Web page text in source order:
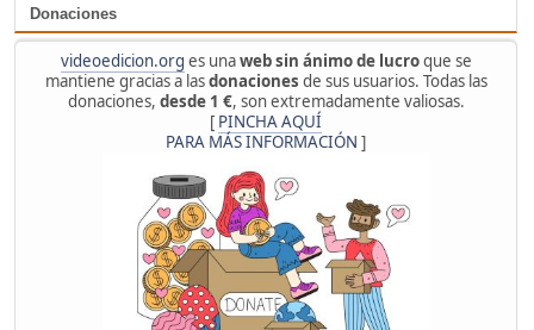
Donaciones
videoedicion.org es unaweb sin ánimo de lucroque se
mantiene gracias a lasdonaciones de sus usuarios. Todas las
donaciones, desde 1 €, son extremadamente valiosas.
[ PINCHA AQUÍ
PARA MÁS INFORMACIÓN ]